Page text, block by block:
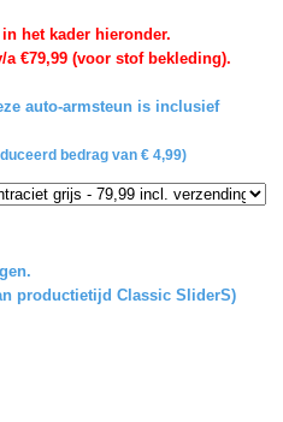
het kader hieronder.
€79,99 (voor stof bekleding).
auto-armsteun is inclusief
bedrag van € 4,99)
productietijd Classic SliderS)